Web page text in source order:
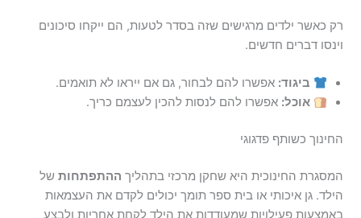
רק כאשר ילדים מרגישים שזה בסדר לטעות, הם ייקחו סיכונים
וינסו דברים חדשים.
ביגוד: אפשרו להם לבחור, גם אם ייראו לא תואמים.
אוכל: אפשרו להם לנסות להכין לעצמם כריך.
החינוך כשותף פדגוגי
המסגרת החינוכית היא שחקן מרכזי בתהליך ההתפתחות של
הילד. גן איכותי או בית ספר תומך יכולים לקדם את העצמאות
באמצעות פעילויות שמעודדות את הילד לקחת אחריות ולבצע